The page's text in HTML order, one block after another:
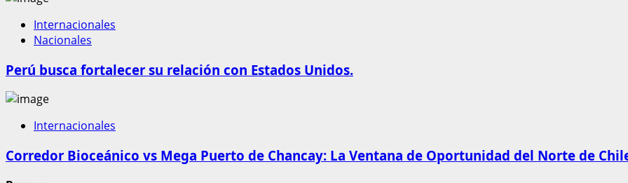
Internacionales
Nacionales
Perú busca fortalecer su relación con Estados Unidos.
Internacionales
Corredor Bioceánico vs Mega Puerto de Chancay: La Ventana de Oportunidad del Norte de